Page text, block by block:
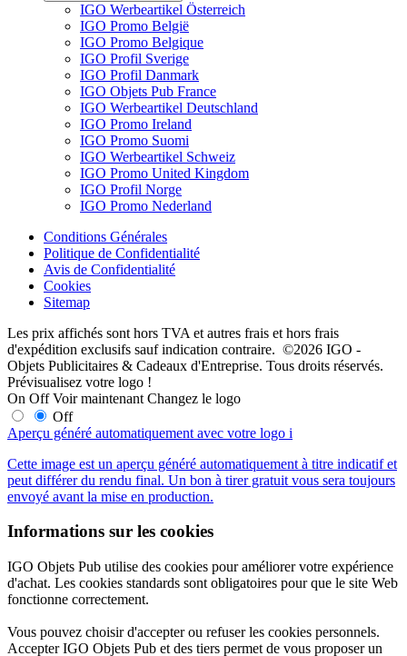
IGO Werbeartikel Österreich
IGO Promo België
IGO Promo Belgique
IGO Profil Sverige
IGO Profil Danmark
IGO Objets Pub France
IGO Werbeartikel Deutschland
IGO Promo Ireland
IGO Promo Suomi
IGO Werbeartikel Schweiz
IGO Promo United Kingdom
IGO Profil Norge
IGO Promo Nederland
Conditions Générales
Politique de Confidentialité
Avis de Confidentialité
Cookies
Sitemap
Les prix affichés sont hors TVA et autres frais et hors frais
d'expédition exclusifs sauf indication contraire. ©2026 IGO -
Objets Publicitaires & Cadeaux d'Entreprise. Tous droits réservés.
Prévisualisez votre logo !
On Off Voir maintenant Changez le logo
Off
Aperçu généré automatiquement avec votre logo i
Cette image est un aperçu généré automatiquement à titre indicatif et
peut différer du rendu final. Un bon à tirer gratuit vous sera toujours
envoyé avant la mise en production.
Informations sur les cookies
IGO Objets Pub utilise des cookies pour améliorer votre expérience
d'achat. Les cookies standards sont obligatoires pour que le site Web
fonctionne correctement.
Vous pouvez choisir d'accepter ou refuser les cookies personnels.
Accepter IGO Objets Pub et des tiers permet de vous proposer un